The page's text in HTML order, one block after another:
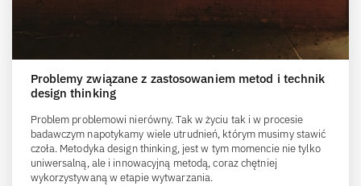
Problemy związane z zastosowaniem metod i technik
design thinking
Problem problemowi nierówny. Tak w życiu tak i w procesie
badawczym napotykamy wiele utrudnień, którym musimy stawić
czoła. Metodyka design thinking, jest w tym momencie nie tylko
uniwersalną, ale i innowacyjną metodą, coraz chętniej
wykorzystywaną w etapie wytwarzania.